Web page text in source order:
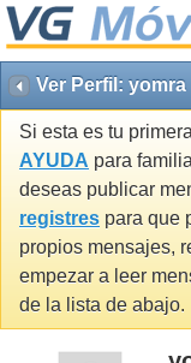
Ver Perfil: yomra
Si esta es tu
AYUDA para
deseas publicar
registres para que
propios mensajes,
empezar a leer
de la lista de abajo.